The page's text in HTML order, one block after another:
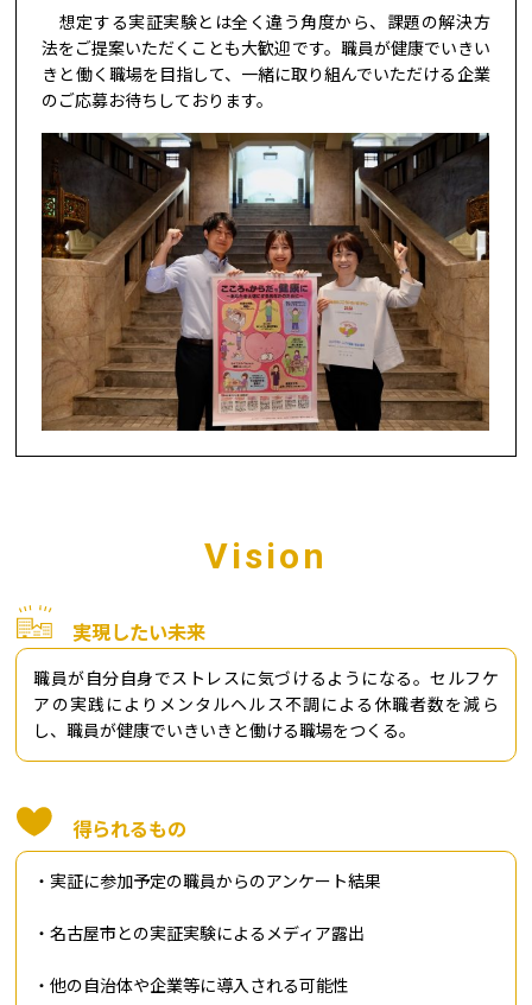
想定する実証実験とは全く違う角度から、課題の解決方
法をご提案いただくことも大歓迎です。職員が健康でいきい
きと働く職場を目指して、一緒に取り組んでいただける企業
のご応募お待ちしております。
Vision
実現したい未来
職員が自分自身でストレスに気づけるようになる。セルフケ
アの実践によりメンタルヘルス不調による休職者数を減ら
し、職員が健康でいきいきと働ける職場をつくる。
得られるもの
・実証に参加予定の職員からのアンケート結果
・名古屋市との実証実験によるメディア露出
・他の自治体や企業等に導入される可能性